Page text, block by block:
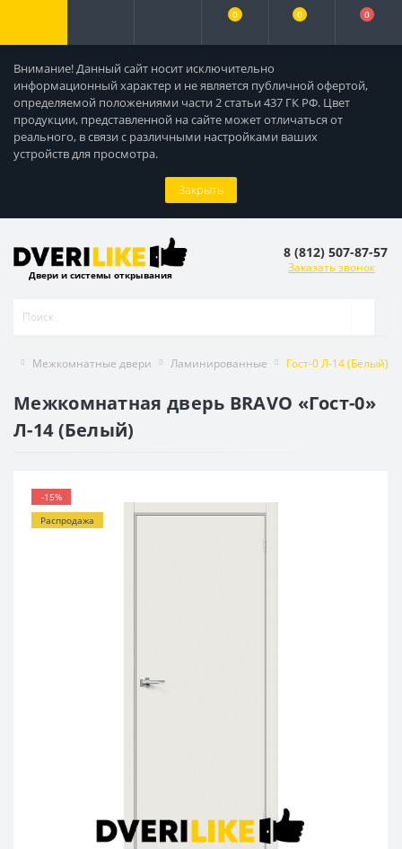
Внимание! Данный сайт носит исключительно
информационный характер и не является публичной офертой,
определяемой положениями части 2 статьи 437 ГК РФ. Цвет
продукции, представленной на сайте может отличаться от
реального, в связи с различными настройками ваших
устройств для просмотра.
Закрыть
0 0 0
Двери и системы открывания
8 (812) 507-87-57
Заказать звонок
Межкомнатные двери Ламинированные Гост-0 Л-14 (Белый)
Межкомнатная дверь BRAVO «Гост-0»
Л-14 (Белый)
-15%
Распродажа